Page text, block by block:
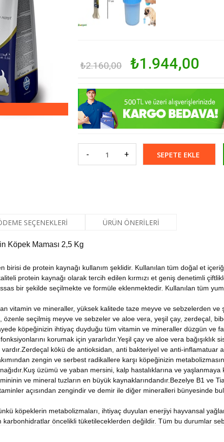
₺2.160,00 ₺1.944,00
+
-
SEÇENEKLERI ÜRÜN ÖNERILERI
Köpek Maması 2,5 Kg
de protein kaynağı kullanım şeklidir. Kullanılan tüm doğal et
protein kaynağı olarak tercih edilen kırmızı et geniş denetimli
bir şekilde seçilmekte ve formüle eklenmektedir. Kullanılan tüm
vitamin ve mineraller, yüksek kalitede taze meyve ve sebzelerden
seçilmiş meyve ve sebzeler ve aloe vera, yeşil çay, zerdeçal,
köpeğinizin ihtiyaç duyduğu tüm vitamin ve mineraller düzgün ve
korumak için yararlıdır.Yeşil çay ve aloe vera bağışıklık
vardır.Zerdeçal kökü de antioksidan, anti bakteriyel ve anti-
zengin ve serbest radikallere karşı köpeğinizin
üzümü ve yaban mersini, kalp hastalıklarına ve
ve mineral tuzların en büyük kaynaklarındandır.Bezelye B1 ve
açısından zengindir ve demir ile diğer mineralleri bünyesinde
köpeklerin metabolizmaları, ihtiyaç duyulan enerjiyi hayvansal
karbonhidratlar öncelikli tüketileceklerden değildir. Tüm bu durumlar